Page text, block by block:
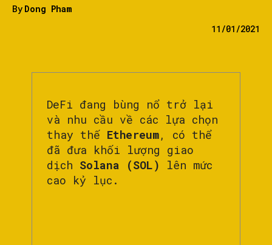
By Dong Pham
11/01/2021
DeFi đang bùng nổ trở lại
và nhu cầu về các lựa chọn
thay thế Ethereum, có thể
đã đưa khối lượng giao
dịch Solana (SOL) lên mức
cao kỷ lục.